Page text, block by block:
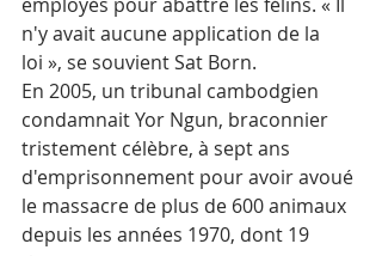
n'y avait aucune application de la
loi », se souvient Sat Born.
En 2005, un tribunal cambodgien
condamnait Yor Ngun, braconnier
tristement célèbre, à sept ans
d'emprisonnement pour avoir avoué
le massacre de plus de 600 animaux
depuis les années 1970, dont 19